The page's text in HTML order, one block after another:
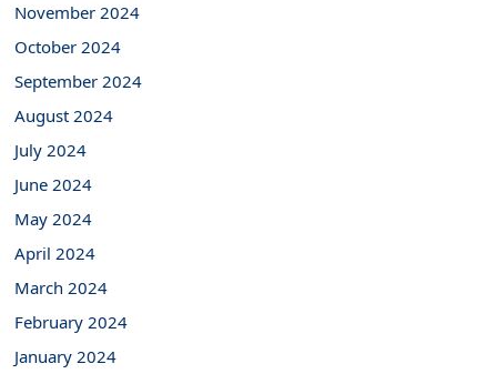
November 2024
October 2024
September 2024
August 2024
July 2024
June 2024
May 2024
April 2024
March 2024
February 2024
January 2024